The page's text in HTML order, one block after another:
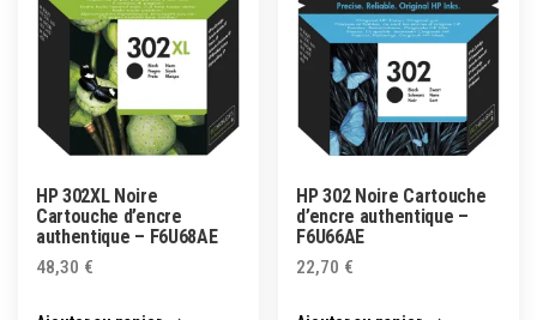
HP 302XL Noire
Cartouche d’encre
authentique – F6U68AE
48,30 €
HP 302 Noire Cartouche
d’encre authentique –
F6U66AE
22,70 €